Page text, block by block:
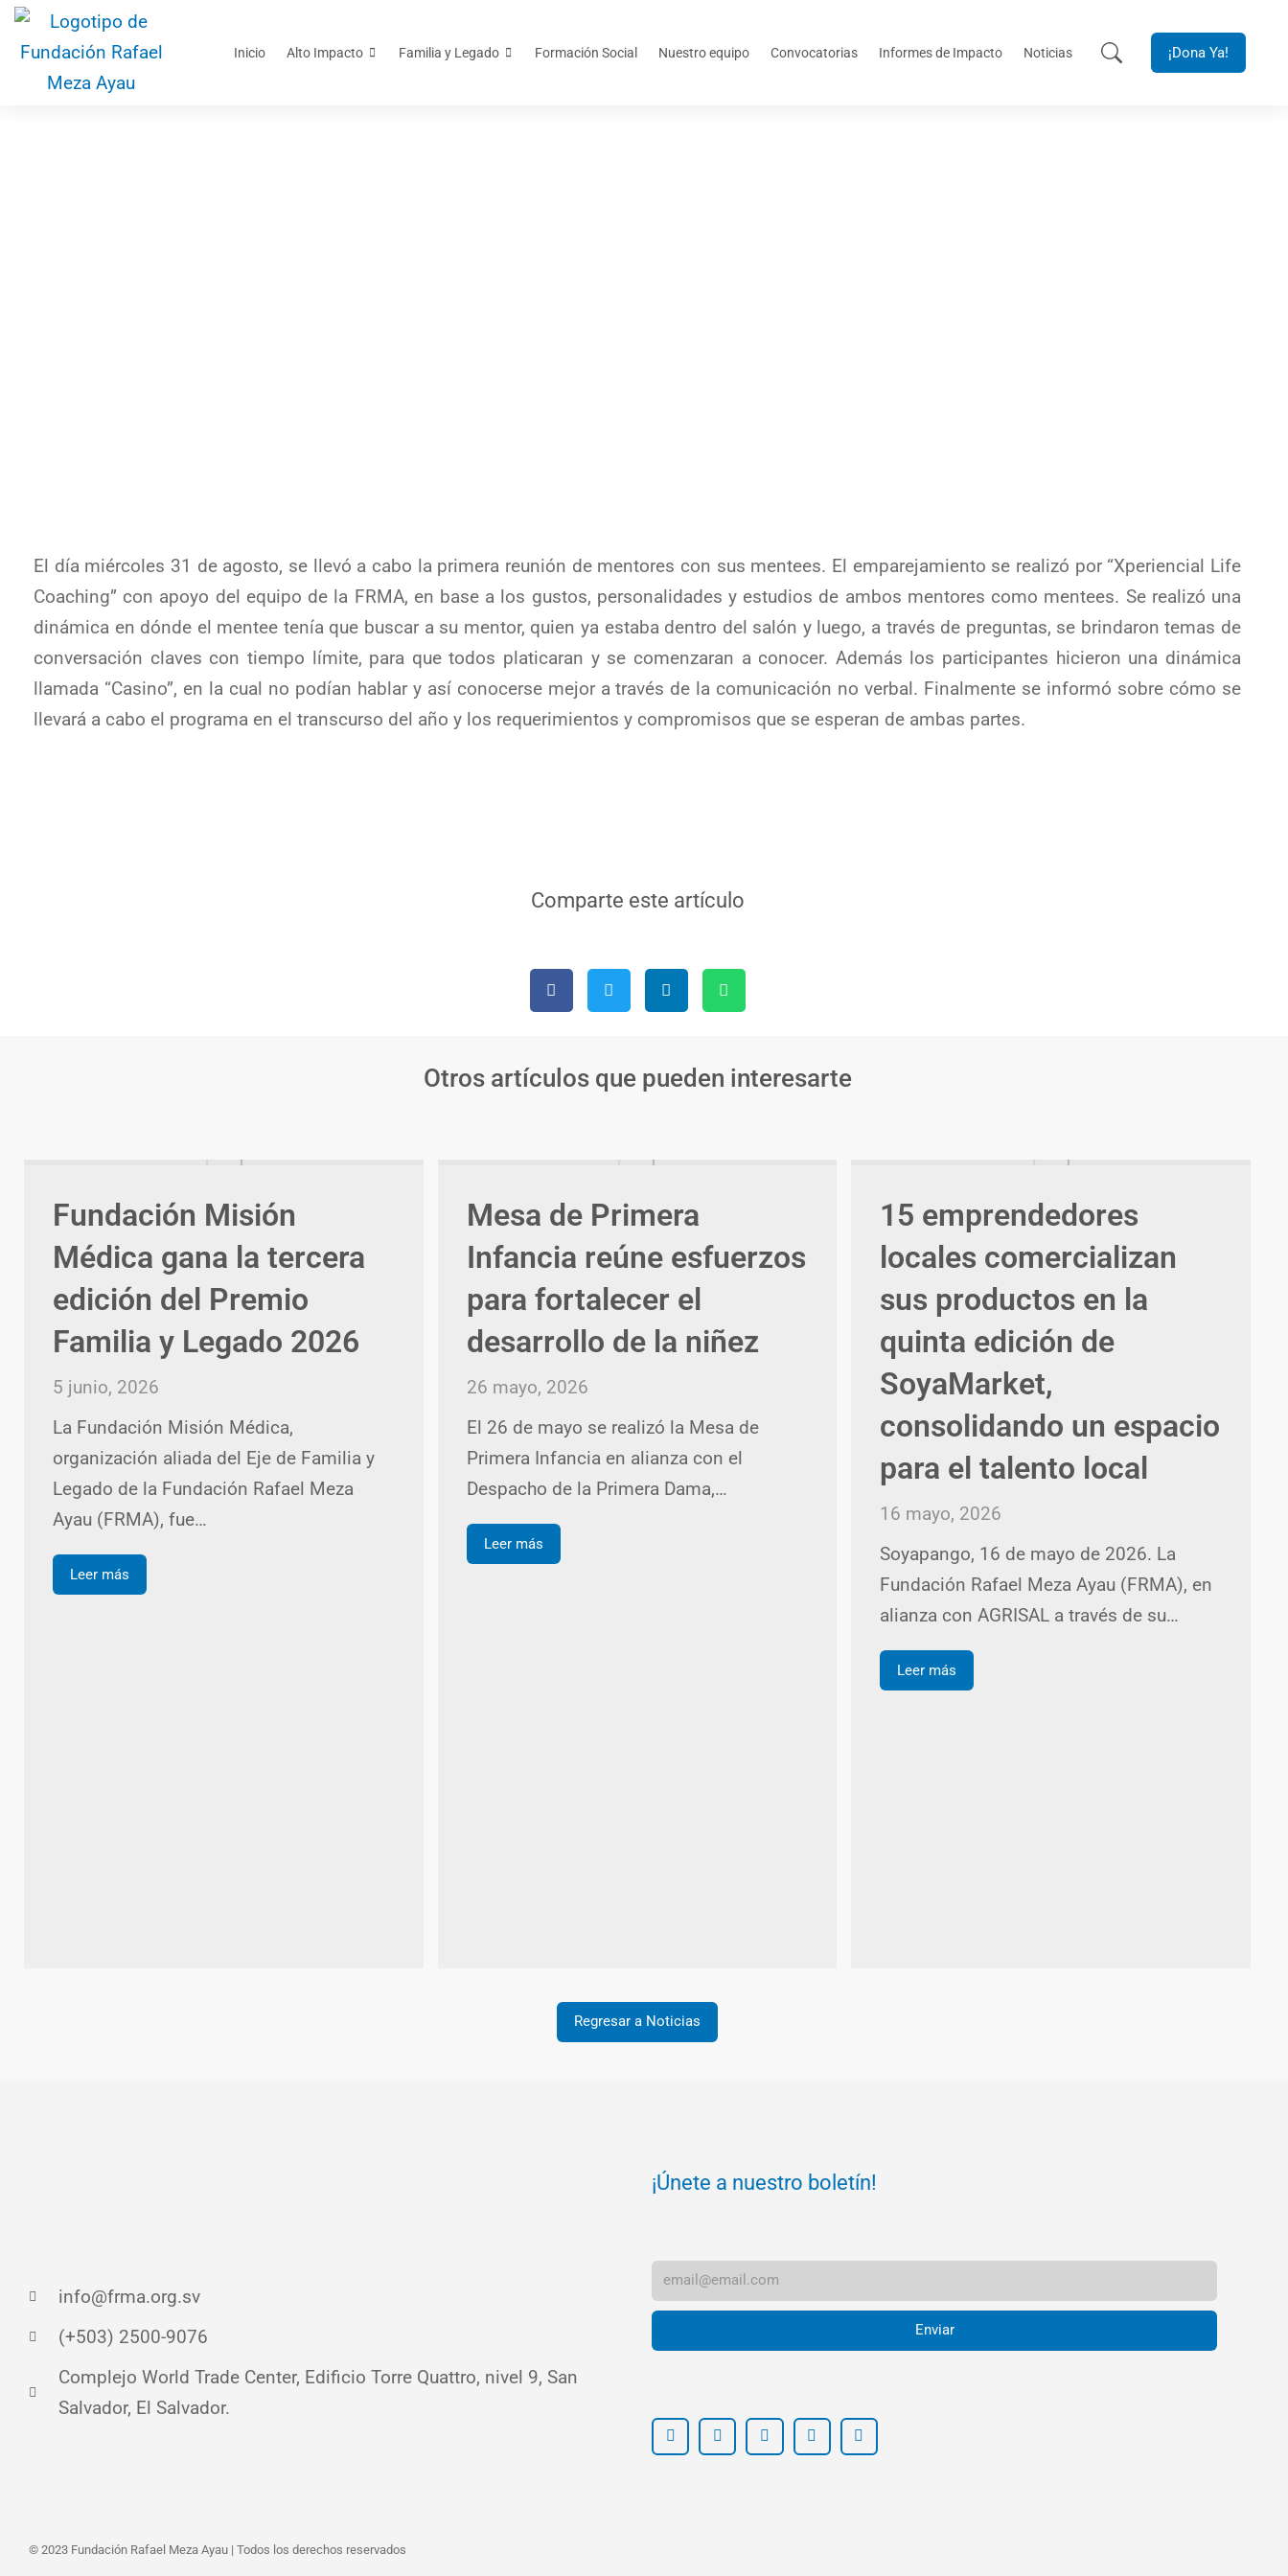
Inicio Alto Impacto Familia y Legado Formación Social Nuestro equipo Convocatorias Informes de Impacto Noticias ¡Dona Ya!
El día miércoles 31 de agosto, se llevó a cabo la primera reunión de mentores con sus mentees. El emparejamiento se realizó por “Xperiencial Life
Coaching” con apoyo del equipo de la FRMA, en base a los gustos, personalidades y estudios de ambos mentores como mentees. Se realizó una
dinámica en dónde el mentee tenía que buscar a su mentor, quien ya estaba dentro del salón y luego, a través de preguntas, se brindaron temas de
conversación claves con tiempo límite, para que todos platicaran y se comenzaran a conocer. Además los participantes hicieron una dinámica
llamada “Casino”, en la cual no podían hablar y así conocerse mejor a través de la comunicación no verbal. Finalmente se informó sobre cómo se
llevará a cabo el programa en el transcurso del año y los requerimientos y compromisos que se esperan de ambas partes.
Comparte este artículo
Otros artículos que pueden interesarte
Fundación Misión
Médica gana la tercera
edición del Premio
Familia y Legado 2026
5 junio, 2026
La Fundación Misión Médica,
organización aliada del Eje de Familia y
Legado de la Fundación Rafael Meza
Ayau (FRMA), fue…
Leer más
Mesa de Primera
Infancia reúne esfuerzos
para fortalecer el
desarrollo de la niñez
26 mayo, 2026
El 26 de mayo se realizó la Mesa de
Primera Infancia en alianza con el
Despacho de la Primera Dama,…
Leer más
15 emprendedores
locales comercializan
sus productos en la
quinta edición de
SoyaMarket,
consolidando un espacio
para el talento local
16 mayo, 2026
Soyapango, 16 de mayo de 2026. La
Fundación Rafael Meza Ayau (FRMA), en
alianza con AGRISAL a través de su…
Leer más
Regresar a Noticias
info@frma.org.sv
(+503) 2500-9076
Complejo World Trade Center, Edificio Torre Quattro, nivel 9, San
Salvador, El Salvador.
¡Únete a nuestro boletín!
Enviar
© 2023 Fundación Rafael Meza Ayau | Todos los derechos reservados